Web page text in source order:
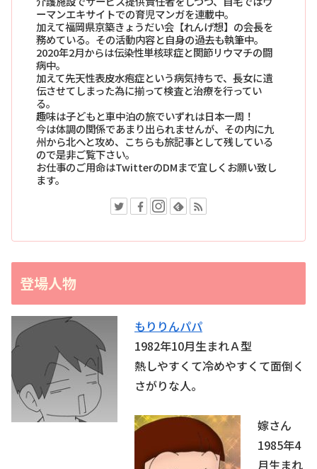
ーマンエキサイトでの育児マンガを連載中。
加えて福岡県京築きょうだい会【れんげ想】の会長を
務めている。その活動内容と自身の過去も執筆中。
2020年2月からは伝染性単核球症と関節リウマチの闘
病中。
加えて先天性表皮水疱症という病気持ちで、長女に遺
伝させてしまった為に揃って検査と治療を行ってい
る。
趣味は子どもと車中泊の旅でいずれは日本一周！
今は体調の関係であまり出られませんが、その内に九
州から北へと攻め、こちらも旅記事として残している
ので是非ご覧下さい。
お仕事のご用命はTwitterのDMまで宜しくお願い致し
ます。
登場人物
もりりんパパ
1982年10月生まれＡ型
熱しやすくて冷めやすくて面倒く
さがりな人。
嫁さん
1985年4
月生まれ